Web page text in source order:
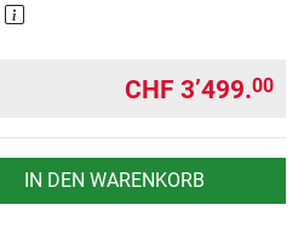
CHF 3’499.00
IN DEN WARENKORB